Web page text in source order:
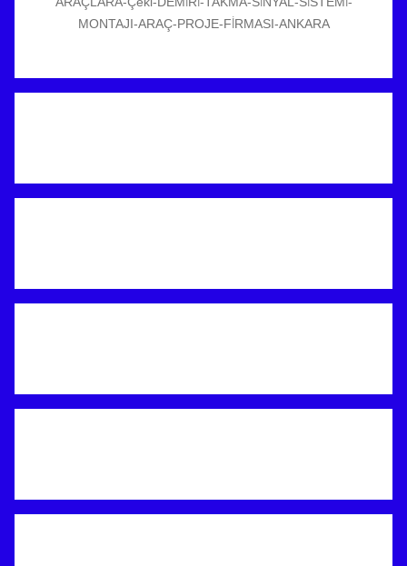
MONTAJI-ARAÇ-PROJE-FİRMASI-ANKARA